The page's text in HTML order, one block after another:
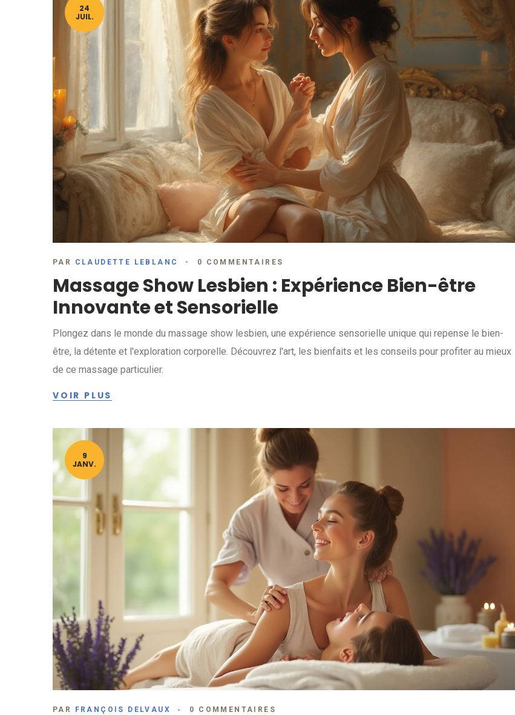
24
JUIL.
PAR CLAUDETTE LEBLANC 0 COMMENTAIRES
Massage Show Lesbien : Expérience Bien-être
Innovante et Sensorielle
Plongez dans le monde du massage show lesbien, une expérience sensorielle unique qui repense le bien-
être, la détente et l'exploration corporelle. Découvrez l'art, les bienfaits et les conseils pour profiter au mieux
de ce massage particulier.
VOIR PLUS
9
JANV.
PAR FRANÇOIS DELVAUX 0 COMMENTAIRES